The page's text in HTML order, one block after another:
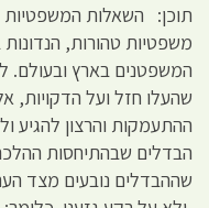
תוכן: השאלות המשפטיות
משפטיות טהורות, הנדונות
המשפטנים בארץ ובעולם.
שהעלו חזל ועל הדקויות,
ההתעמקות והרצון להגיע
הבדלים שבהתיחסות ההלכה
שההבדלים נובעים מצד